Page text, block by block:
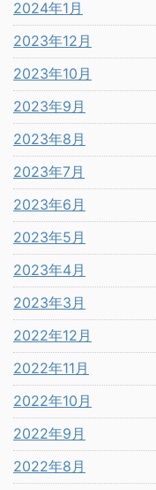
2024年1月
2023年12月
2023年10月
2023年9月
2023年8月
2023年7月
2023年6月
2023年5月
2023年4月
2023年3月
2022年12月
2022年11月
2022年10月
2022年9月
2022年8月